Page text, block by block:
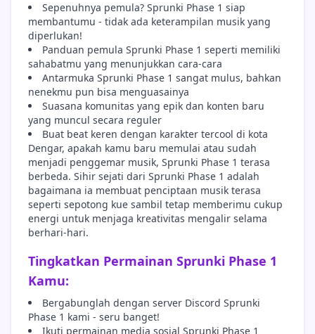
Sepenuhnya pemula? Sprunki Phase 1 siap
membantumu - tidak ada keterampilan musik yang
diperlukan!
Panduan pemula Sprunki Phase 1 seperti memiliki
sahabatmu yang menunjukkan cara-cara
Antarmuka Sprunki Phase 1 sangat mulus, bahkan
nenekmu pun bisa menguasainya
Suasana komunitas yang epik dan konten baru
yang muncul secara reguler
Buat beat keren dengan karakter tercool di kota
Dengar, apakah kamu baru memulai atau sudah
menjadi penggemar musik, Sprunki Phase 1 terasa
berbeda. Sihir sejati dari Sprunki Phase 1 adalah
bagaimana ia membuat penciptaan musik terasa
seperti sepotong kue sambil tetap memberimu cukup
energi untuk menjaga kreativitas mengalir selama
berhari-hari.
Tingkatkan Permainan Sprunki Phase 1
Kamu:
Bergabunglah dengan server Discord Sprunki
Phase 1 kami - seru banget!
Ikuti permainan media sosial Sprunki Phase 1